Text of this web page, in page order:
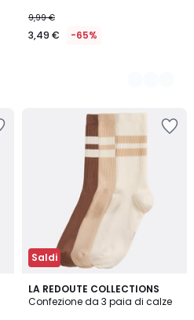
9,99 €
3,49 € -65%
Saldi
LA REDOUTE COLLECTIONS
Confezione da 3 paia di calze
2,5
/ 5
2
Colori